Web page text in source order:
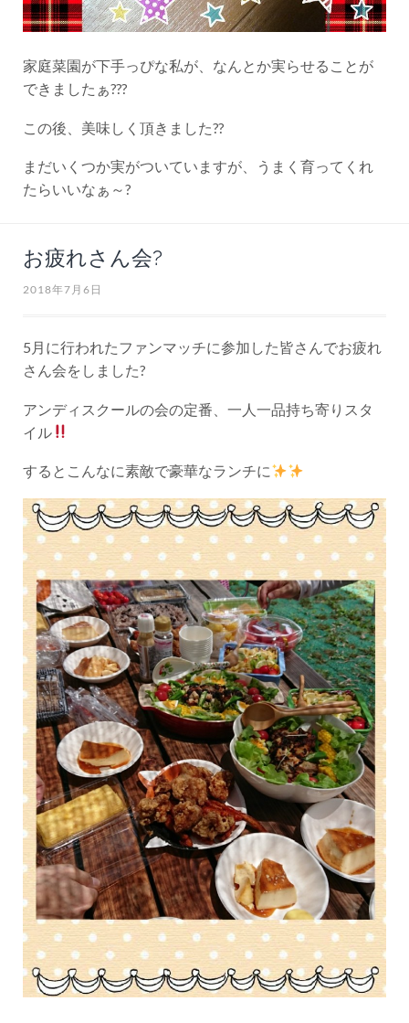
家庭菜園が下手っぴな私が、なんとか実らせることが
できましたぁ???
この後、美味しく頂きました??
まだいくつか実がついていますが、うまく育ってくれ
たらいいなぁ～?
お疲れさん会?
2018年7月6日
5月に行われたファンマッチに参加した皆さんでお疲れ
さん会をしました?
アンディスクールの会の定番、一人一品持ち寄りスタ
イル
するとこんなに素敵で豪華なランチに